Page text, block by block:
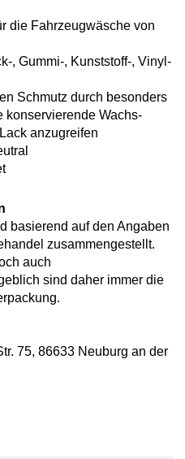
die Fahrzeugwäsche von
, Gummi-, Kunststoff-, Vinyl-
Schmutz durch besonders
konservierende Wachs-
anzugreifen
basierend auf den Angaben
zusammengestellt.
auch
sind daher immer die
75, 86633 Neuburg an der